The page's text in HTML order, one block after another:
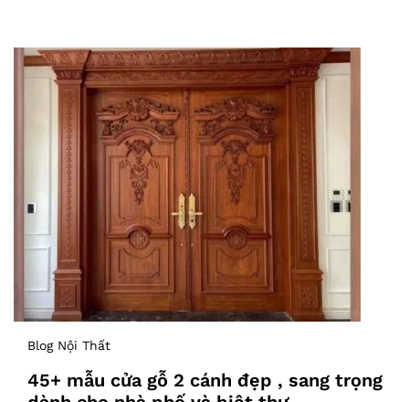
Blog Nội Thất
45+ mẫu cửa gỗ 2 cánh đẹp , sang trọng